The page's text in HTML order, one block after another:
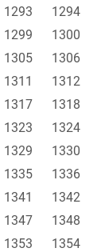
1293 1294
1299 1300
1305 1306
1311 1312
1317 1318
1323 1324
1329 1330
1335 1336
1341 1342
1347 1348
1353 1354